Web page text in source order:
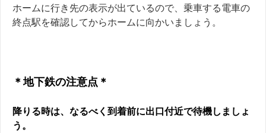
ホームに行き先の表示が出ているので、乗車する電車の
終点駅を確認してからホームに向かいましょう。
＊地下鉄の注意点＊
降りる時は、なるべく到着前に出口付近で待機しましょ
う。